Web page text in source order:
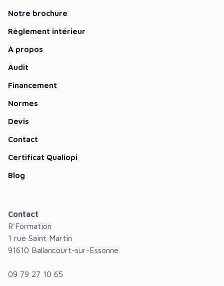
Notre brochure
Règlement intérieur
À propos
Audit
Financement
Normes
Devis
Contact
Certificat Qualiopi
Blog
Contact
R'Formation
1 rue Saint Martin
91610 Ballancourt-sur-Essonne
09 79 27 10 65